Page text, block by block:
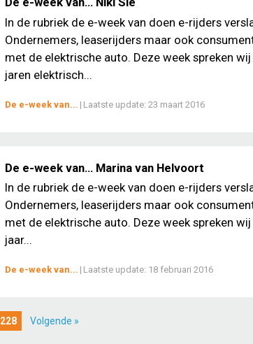
In de rubriek de e-week van doen e-rijders
Ondernemers, leaserijders maar ook
met de elektrische auto. Deze week spreken
jaren elektrisch...
De e-week van... | Laatste update: 23 maart 2016
De e-week van… Marina van Helvoort
In de rubriek de e-week van doen e-rijders
Ondernemers, leaserijders maar ook
met de elektrische auto. Deze week spreken
jaar...
De e-week van... | Laatste update: 18 februari 2016
228 Volgende »